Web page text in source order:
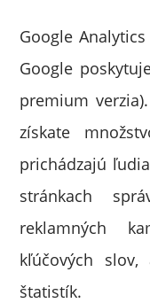
Google
Google
premium
získate
prichádzajú
stránkach
reklamných
kľúčových
štatistík.